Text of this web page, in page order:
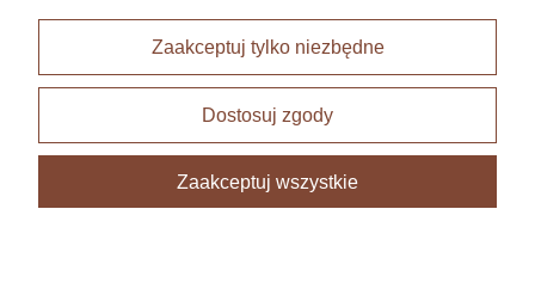
I Nagroda w plabiscycie:Zaakceptuj tylko niezbędne
Dostosuj zgody
Zaakceptuj wszystkie